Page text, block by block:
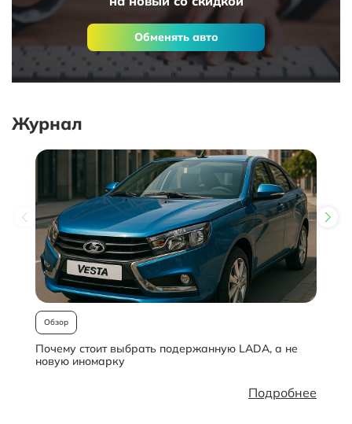
Обменять авто
Журнал
Обзор
Почему стоит выбрать подержанную LADA, а не
новую иномарку
Подробнее